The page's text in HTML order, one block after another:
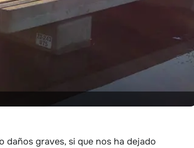
graves, si que nos ha dejado